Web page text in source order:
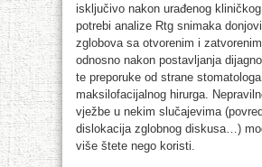
isključivo nakon urađenog
potrebi analize Rtg snimaka
zglobova sa otvorenim i
odnosno nakon postavljanja
te preporuke od strane
maksilofacijalnog hirurga.
vježbe u nekim slučajevima
dislokacija zglobnog diskusa…)
više štete nego koristi.